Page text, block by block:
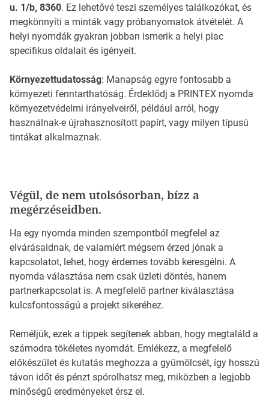
u. 1/b, 8360. Ez lehetővé teszi személyes találkozókat, és
megkönnyíti a minták vagy próbanyomatok átvételét. A
helyi nyomdák gyakran jobban ismerik a helyi piac
specifikus oldalait és igényeit.
Környezettudatosság: Manapság egyre fontosabb a
környezeti fenntarthatóság. Érdeklődj a PRINTEX nyomda
környezetvédelmi irányelveiről, például arról, hogy
használnak-e újrahasznosított papírt, vagy milyen típusú
tintákat alkalmaznak.
Végül, de nem utolsósorban, bízz a
megérzéseidben.
Ha egy nyomda minden szempontból megfelel az
elvárásaidnak, de valamiért mégsem érzed jónak a
kapcsolatot, lehet, hogy érdemes tovább keresgélni. A
nyomda választása nem csak üzleti döntés, hanem
partnerkapcsolat is. A megfelelő partner kiválasztása
kulcsfontosságú a projekt sikeréhez.
Reméljük, ezek a tippek segítenek abban, hogy megtaláld a
számodra tökéletes nyomdát. Emlékezz, a megfelelő
előkészület és kutatás meghozza a gyümölcsét, így hosszú
távon időt és pénzt spórolhatsz meg, miközben a legjobb
minőségű eredményeket érsz el.